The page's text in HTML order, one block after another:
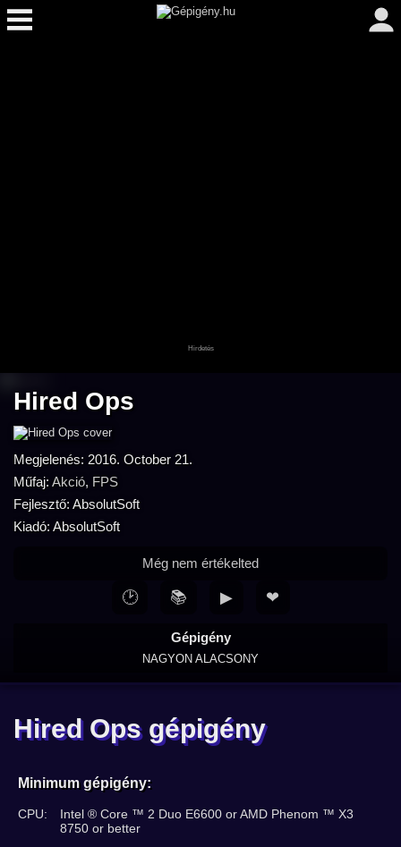
Hired Ops
Megjelenés: 2016. October 21.
Műfaj: Akció, FPS
Fejlesztő: AbsolutSoft
Kiadó: AbsolutSoft
Gépigény
NAGYON ALACSONY
Még nem értékelted
🕑 📚 ▶ ❤
Hired Ops gépigény
Minimum gépigény:
CPU:
Intel ® Core ™ 2 Duo E6600 or AMD Phenom ™ X3
8750 or better